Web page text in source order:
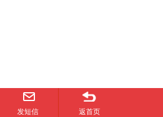
发短信 返首页